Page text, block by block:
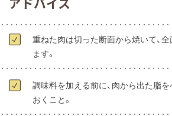
重ねた肉は切った断面から焼いて、
ます。
調味料を加える前に、肉から出た脂
おくこと。